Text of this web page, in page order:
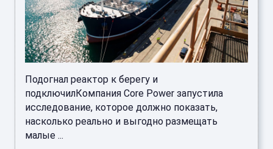
Подогнал реактор к берегу и
подключилКомпания Core Power запустила
исследование, которое должно показать,
насколько реально и выгодно размещать
малые ...